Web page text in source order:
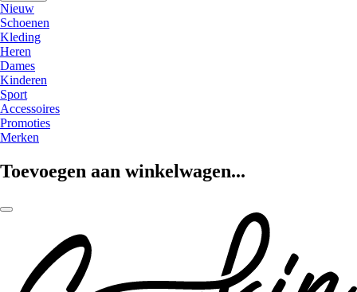
Nieuw
Schoenen
Kleding
Heren
Dames
Kinderen
Sport
Accessoires
Promoties
Merken
Toevoegen aan winkelwagen...